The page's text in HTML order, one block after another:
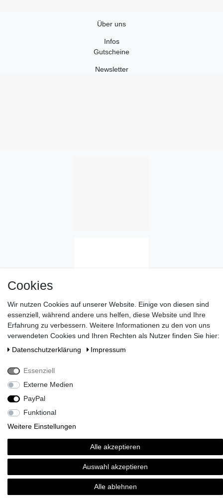
Über uns
Infos
Gutscheine
Newsletter
Wünschen Sie eine elegante Geschenkverpackung?>> HIER
ENTDECKEN!
Zahlen Sie bei uns mit Paypal, Visa oder Mastercard. //
Cookies
Wir nutzen Cookies auf unserer Website. Einige von diesen sind
essenziell, während andere uns helfen, diese Website und Ihre
Erfahrung zu verbessern. Weitere Informationen zu den von uns
verwendeten Cookies und Ihren Rechten als Nutzer finden Sie hier:
Daten­schutz­erklärung
Impressum
Essenziell
Externe Medien
PayPal
Funktional
Weitere Einstellungen
Alle akzeptieren
Auswahl akzeptieren
Alle ablehnen